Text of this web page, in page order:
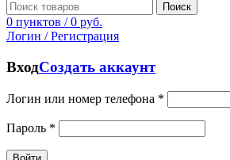
Поиск
0 пунктов / 0 руб.
Логин / Регистрация
ВходСоздать аккаунт
Логин или номер телефона *
Пароль *